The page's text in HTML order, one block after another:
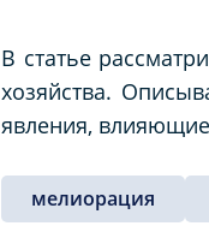
В статье
хозяйства.
явления,
мелиорация